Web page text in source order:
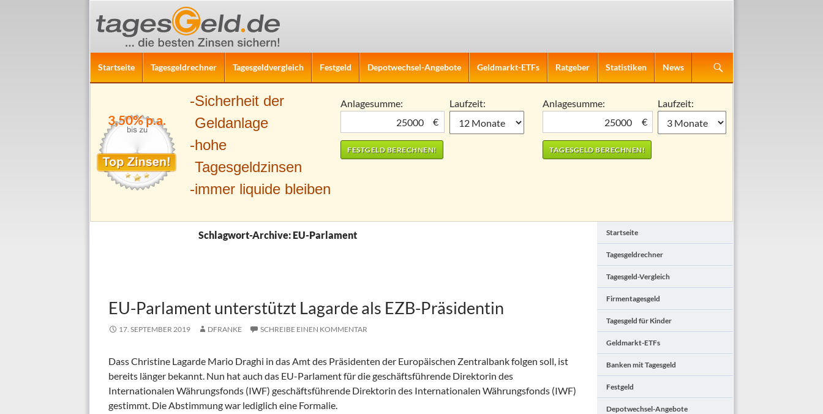
Startseite Tagesgeldrechner Tagesgeldvergleich Festgeld Depotwechsel-Angebote Geldmarkt-ETFs Ratgeber Statistiken News
3,50% p.a.
Sicherheit der
Geldanlage
hohe
Tagesgeldzinsen
immer liquide bleiben
Anlagesumme:
€
Laufzeit:
Anlagesumme:
€
Laufzeit:
Schlagwort-Archive: EU-Parlament
EU-Parlament unterstützt Lagarde als EZB-Präsidentin
17. SEPTEMBER 2019 DFRANKE SCHREIBE EINEN KOMMENTAR
Dass Christine Lagarde Mario Draghi in das Amt des Präsidenten der Europäischen Zentralbank folgen soll, ist
bereits länger bekannt. Nun hat auch das EU-Parlament für die geschäftsführende Direktorin des
Internationalen Währungsfonds (IWF) geschäftsführende Direktorin des Internationalen Währungsfonds (IWF)
gestimmt. Die Abstimmung war lediglich eine Formalie.
Startseite
Tagesgeldrechner
Tagesgeld-Vergleich
Firmentagesgeld
Tagesgeld für Kinder
Geldmarkt-ETFs
Banken mit Tagesgeld
Festgeld
Depotwechsel-Angebote